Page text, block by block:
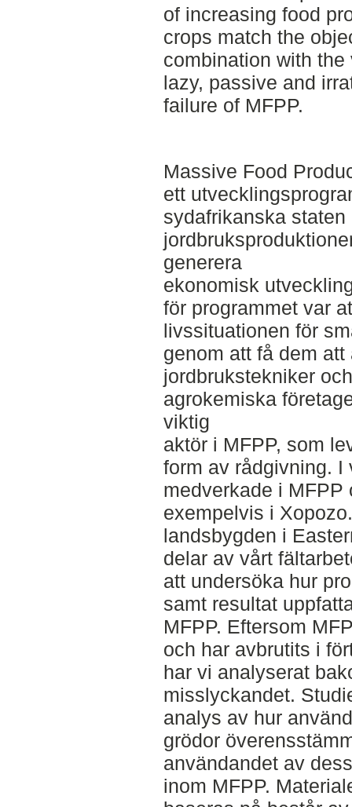
of increasing food
crops match the
combination with
lazy, passive and
failure of MFPP.
Massive Food
ett
sydafrikanska
generera
ekonomisk
för programmet var
livssituationen för
genom att få dem
jordbrukstekniker
agrokemiska
viktig
aktör i MFPP, som
form av rådgivning. I
medverkade i
exempelvis i
landsbygden i
delar av vårt
att undersöka hur
samt resultat
MFPP. Eftersom
och har avbrutits i
har vi analyserat
misslyckandet.
analys av hur
grödor
användandet av
inom MFPP.